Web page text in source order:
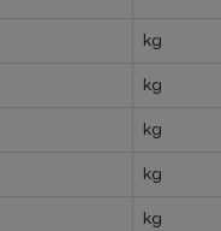
kg
kg
kg
kg
kg